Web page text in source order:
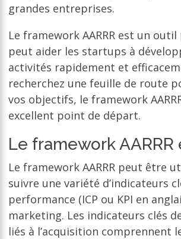
grandes entreprises.
Le framework AARRR est un
peut aider les startups à
activités rapidement et
recherchez une feuille de route
vos objectifs, le framework
excellent point de départ.
Le framework AARRR
Le framework AARRR peut être
suivre une variété d’indicateurs
performance (ICP ou KPI en
marketing. Les indicateurs clés
liés à l’acquisition comprennent